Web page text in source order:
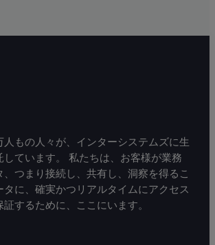
人もの人々が、インターシステムズに生
しています。 私たちは、お客様が業務
、つまり接続し、共有し、洞察を得るこ
タに、確実かつリアルタイムにアクセス
するために、ここにいます。